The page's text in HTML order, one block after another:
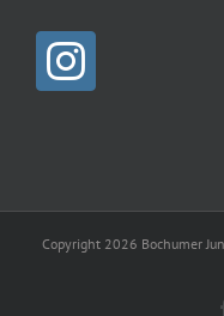
Copyright 2026 Bochumer